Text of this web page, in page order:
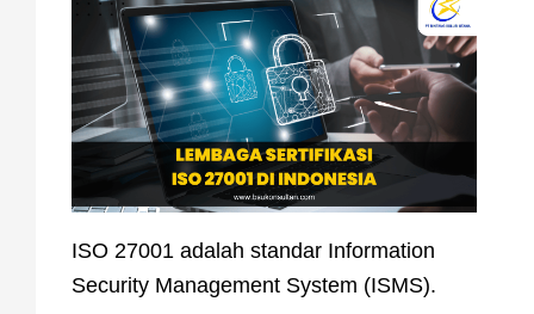
ISO 27001 adalah standar Information
Security Management System (ISMS).